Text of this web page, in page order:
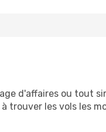
d'affaires ou tout
trouver les vols les